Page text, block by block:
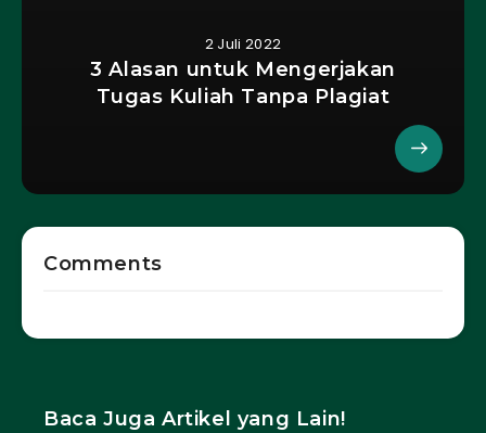
2 Juli 2022
3 Alasan untuk Mengerjakan
Tugas Kuliah Tanpa Plagiat
Comments
Baca Juga Artikel yang Lain!